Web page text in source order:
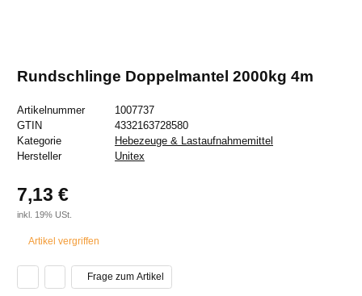
Rundschlinge Doppelmantel 2000kg 4m
Artikelnummer
1007737
GTIN
4332163728580
Kategorie
Hebezeuge & Lastaufnahmemittel
Hersteller
Unitex
7,13 €
inkl. 19% USt.
Artikel vergriffen
Frage zum Artikel